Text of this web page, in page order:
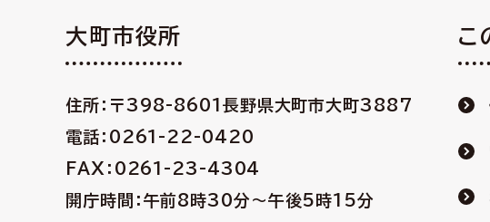
大町市役所
住所：〒398-8601 長野県大町市大町3887
電話：0261-22-0420
FAX：0261-23-4304
開庁時間：午前8時30分〜午後5時15分
こ